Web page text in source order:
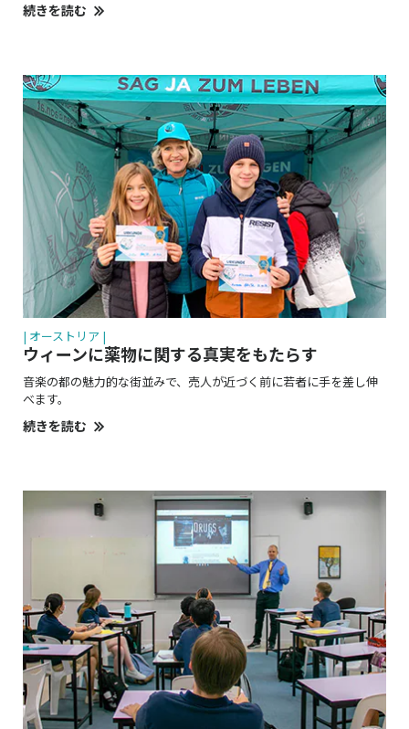
続きを読む
| オーストリア |
ウィーンに薬物に関する真実をもたらす
音楽の都の魅力的な街並みで、売人が近づく前に若者に手を差し伸
べます。
続きを読む